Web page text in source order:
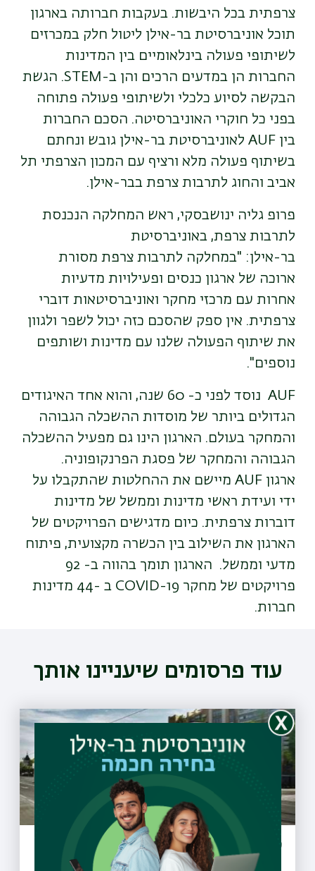
צרפתית בכל היבשות. בעקבות חברותה בארגון
תוכל אוניברסיטת בר-אילן ליטול חלק במכרזים
לשיתופי פעולה בינלאומיים בין המדינות
החברות הן במדעים הרכים והן ב-STEM. הגשת
הבקשה לסיוע כלכלי ולשיתופי פעולה פתוחה
בפני כל חוקרי האוניברסיטה. הסכם החברות
בין AUF לאוניברסיטת בר-אילן גובש ונחתם
בשיתוף פעולה מלא ורציף עם המכון הצרפתי תל
אביב והחוג לתרבות צרפת בבר-אילן.
פרופ גליה ינושבסקי, ראש המחלקה הנכנסת
לתרבות צרפת, באוניברסיטת
בר-אילן: "במחלקה לתרבות צרפת מסורת
ארוכה של ארגון כנסים ופעילויות מדעיות
אחרות עם מרכזי מחקר ואוניברסיטאות דוברי
צרפתית. אין ספק שהסכם כזה יכול לשפר ולגוון
את שיתוף הפעולה שלנו עם מדינות ושותפים
נוספים".
AUF נוסד לפני כ- 60 שנה, והוא אחד האיגודים
הגדולים ביותר של מוסדות ההשכלה הגבוהה
והמחקר בעולם. הארגון הינו גם מפעיל ההשכלה
הגבוהה והמחקר של פסגת הפרנקופוניה.
ארגון AUF מיישם את ההחלטות שהתקבלו על
ידי ועידת ראשי מדינות וממשל של מדינות
דוברות צרפתית. כיום מדגישים הפרויקטים של
הארגון את השילוב בין הכשרה מקצועית, פיתוח
מדעי וממשל. הארגון תומך בהווה ב- 92
פרויקטים של מחקר COVID-19 ב -44 מדינות
חברות.
עוד פרסומים שיעניינו אותך
עדכון הסדרי תנועה מחברת נת"ע